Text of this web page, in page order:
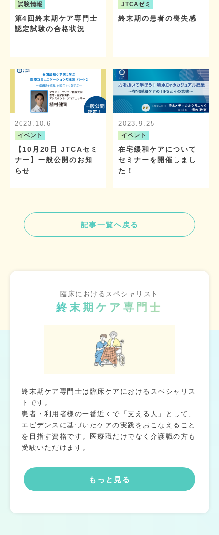
試験情報
第4回終末期ケア専門士
認定試験の合格状況
JTCAゼミ
終末期の患者の喪失感
2023.10.6
イベント
【10月20日 JTCAセミ
ナー】一般公開のお知
らせ
2023.9.25
イベント
在宅緩和ケアについて
セミナーを開催しまし
た！
記事一覧へ戻る
臨床におけるスペシャリスト
終末期ケア専門士
終末期ケア専門士は臨床ケアにおけるスペシャリス
トです。
患者・利用者様の一番近くで「支える人」として、
エビデンスに基づいたケアの実践をおこなえること
を目指す資格です。医療職だけでなく介護職の方も
受験いただけます。
もっと見る